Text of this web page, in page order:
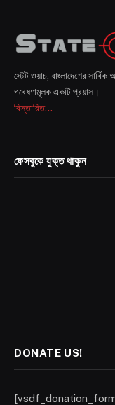
স্টেট ওয়াচ, বাংলাদেশের
গবেষণামূলক একটি প্রয়াস।
বিস্তারিত...
ফেসবুকে যুক্ত থাকুন
DONATE US!